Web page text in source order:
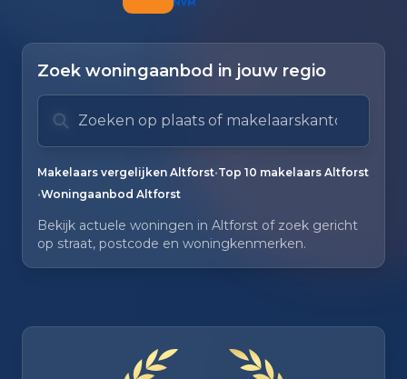
Zoek woningaanbod in jouw regio
Zoek op plaats of makelaarskantoor
Typ om te zoeken. Gebruik pijl omlaag en pijl
Makelaars vergelijken Altforst•Top 10 makelaars Altforst
•Woningaanbod Altforst
Bekijk actuele woningen in Altforst of zoek gericht
op straat, postcode en woningkenmerken.